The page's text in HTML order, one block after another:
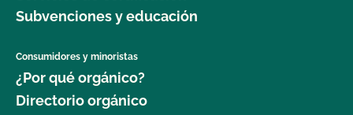
Subvenciones y educación
Consumidores y minoristas
¿Por qué orgánico?
Directorio orgánico